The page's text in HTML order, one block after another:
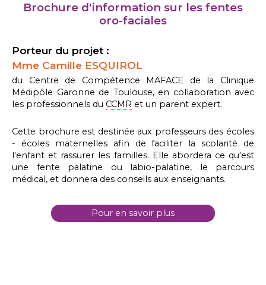
Brochure d'information sur les fentes
oro-faciales
Porteur du projet :
Mme Camille ESQUIROL
du Centre de Compétence MAFACE de la Clinique
Médipôle Garonne de Toulouse, en collaboration avec
les professionnels du CCMR et un parent expert.
Cette brochure est destinée aux professeurs des écoles
- écoles maternelles afin de faciliter la scolarité de
l'enfant et rassurer les familles. Elle abordera ce qu'est
une fente palatine ou labio-palatine, le parcours
médical, et donnera des conseils aux enseignants.
Pour en savoir plus